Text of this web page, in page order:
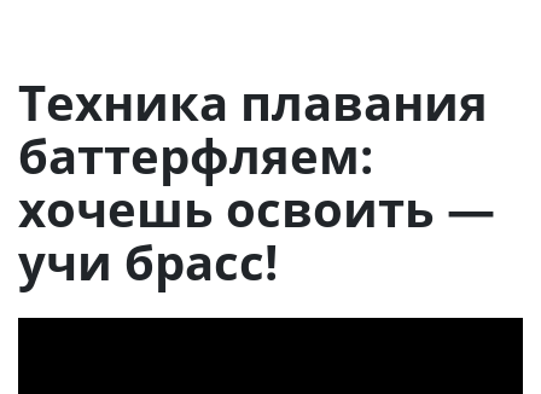
Техника плавания
баттерфляем:
хочешь освоить —
учи брасс!